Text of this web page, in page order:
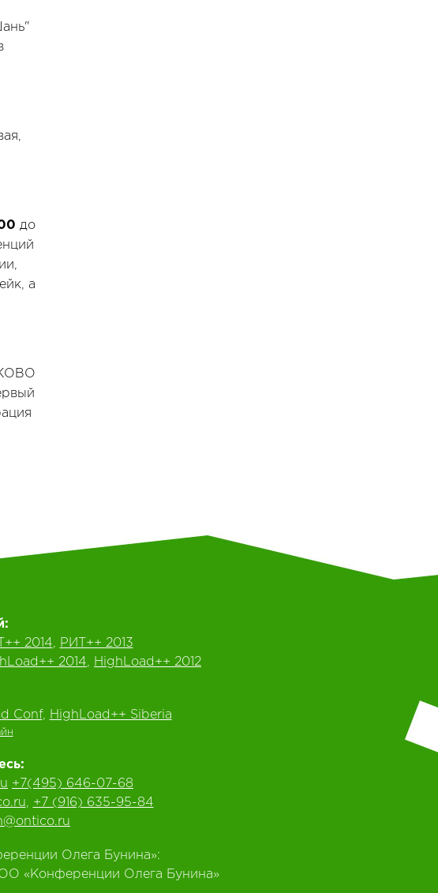
до
а
2014, РИТ++ 2013
2014, HighLoad++ 2012
Conf, HighLoad++ Siberia
+7(495) 646-07-68
, +7 (916) 635-95-84
Олега Бунина»:
«Конференции Олега Бунина»